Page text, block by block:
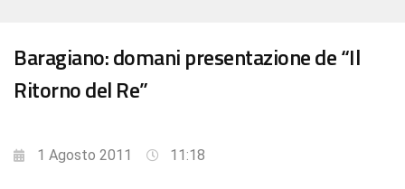
Baragiano: domani presentazione de “Il
Ritorno del Re”
1 Agosto 2011 11:18